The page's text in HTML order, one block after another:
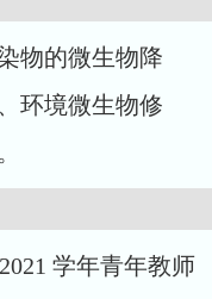
物的微生物降
环境微生物修
学年青年教师